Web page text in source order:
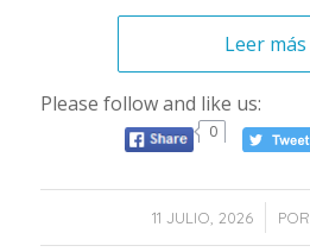
Leer más
Please follow and like us:
0
11 JULIO, 2026
/ POR